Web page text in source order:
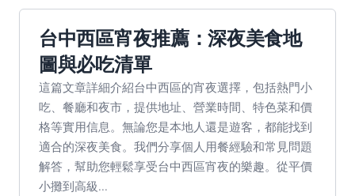
台中西區宵夜推薦：深夜美食地
圖與必吃清單
這篇文章詳細介紹台中西區的宵夜選擇，包括熱門小
吃、餐廳和夜市，提供地址、營業時間、特色菜和價
格等實用信息。無論您是本地人還是遊客，都能找到
適合的深夜美食。我們分享個人用餐經驗和常見問題
解答，幫助您輕鬆享受台中西區宵夜的樂趣。從平價
小攤到高級...